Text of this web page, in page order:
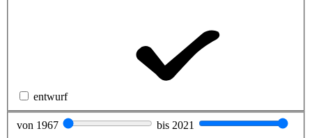
entwurf
von 1967 bis 2021